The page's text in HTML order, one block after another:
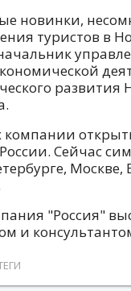
новинки,
туристов в
развития
компании
Сейчас
Москве,
"Россия"
и